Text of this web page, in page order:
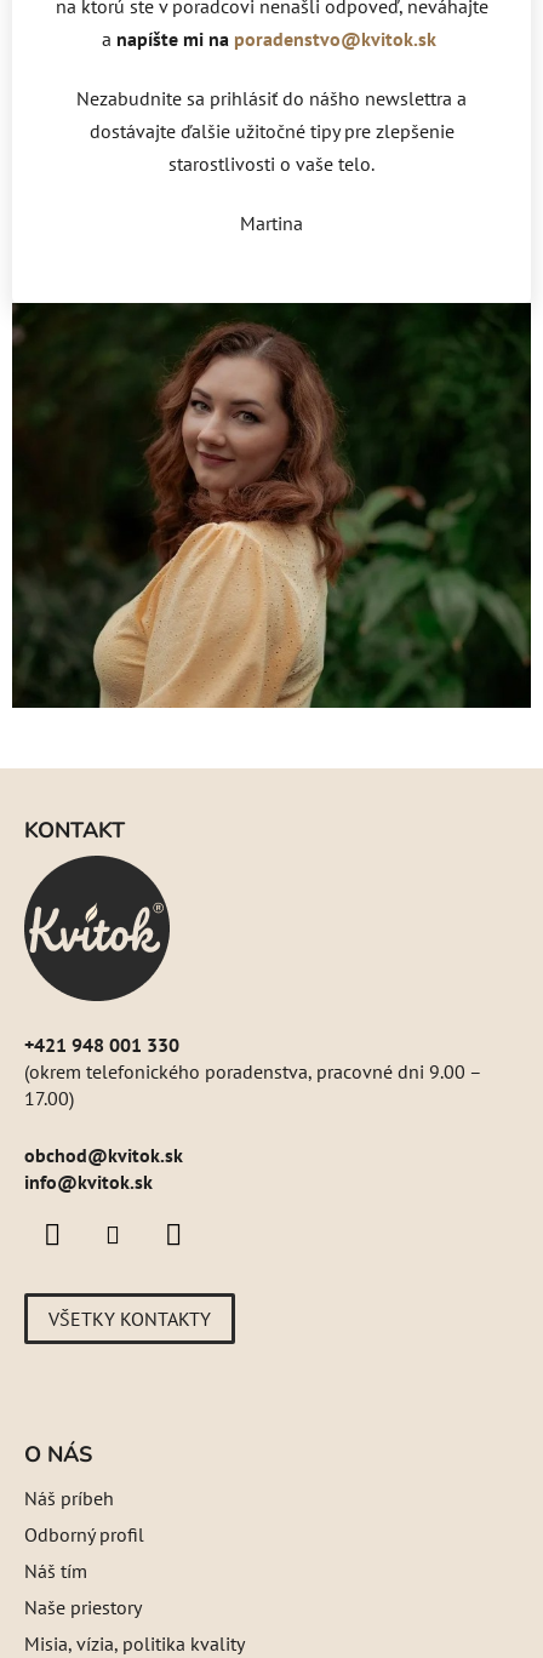
na ktorú ste v poradcovi nenašli odpoveď, neváhajte
a napíšte mi na poradenstvo@kvitok.sk
Nezabudnite sa prihlásiť do nášho newslettra a
dostávajte ďalšie užitočné tipy pre zlepšenie
starostlivosti o vaše telo.
Martina
KONTAKT
+421 948 001 330
(okrem telefonického poradenstva, pracovné dni 9.00 –
17.00)
obchod@kvitok.sk
info@kvitok.sk
VŠETKY KONTAKTY
O NÁS
Náš príbeh
Odborný profil
Náš tím
Naše priestory
Misia, vízia, politika kvality